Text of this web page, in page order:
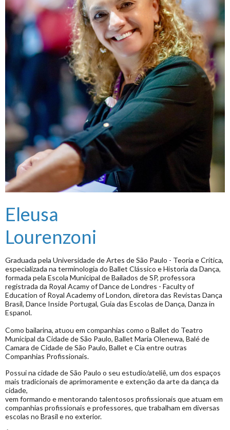
Eleusa
Lourenzoni
Graduada pela Universidade de Artes de São Paulo - Teoria e Crítica,
especializada na terminologia do Ballet Clássico e Historia da Dança,
formada pela Escola Municipal de Bailados de SP, professora
registrada da Royal Acamy of Dance de Londres - Faculty of
Education of Royal Academy of London, diretora das Revistas Dança
Brasil, Dance Inside Portugal, Guia das Escolas de Dança, Danza in
Espanol.
Como bailarina, atuou em companhias como o Ballet do Teatro
Municipal da Cidade de São Paulo, Ballet Maria Olenewa, Balé de
Camara de Cidade de São Paulo, Ballet e Cia entre outras
Companhias Profissionais.
Possui na cidade de São Paulo o seu estudio/ateliê, um dos espaços
mais tradicionais de aprimoramente e extenção da arte da dança da
cidade,
vem formando e mentorando talentosos profissionais que atuam em
companhias profissionais e professores, que trabalham em diversas
escolas no Brasil e no exterior.